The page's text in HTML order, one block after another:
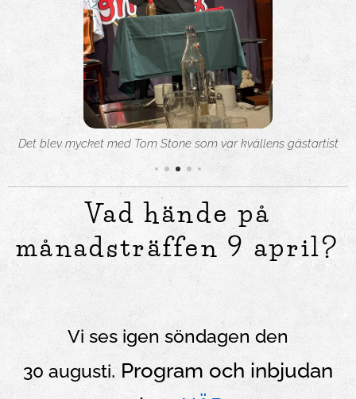
Ordförande Rolf Isberg
Vad hände på
månadsträffen 9 april?
Vi ses igen söndagen den
30 augusti. Program och inbjudan